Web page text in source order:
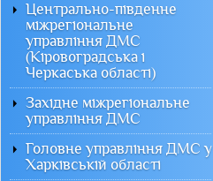
Центрально-південне
міжрегіональне
управління ДМС
(Кіровоградська і
Черкаська області)
Західне міжрегіональне
управління ДМС
Головне управління ДМС у
Харківській області